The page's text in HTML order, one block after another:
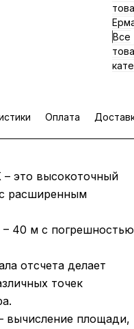
Все
Оплата
это высокоточный
расширенным
– 40 м с
отсчета делает
точек
вычисление площади,